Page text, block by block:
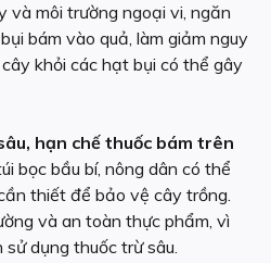
và môi trường ngoại vi, ngăn
bám vào quả, làm giảm nguy
khỏi các hạt bụi có thể gây
hạn chế thuốc bám trên
bọc bầu bí, nông dân có thể
thiết để bảo vệ cây trồng.
và an toàn thực phẩm, vì
dụng thuốc trừ sâu.